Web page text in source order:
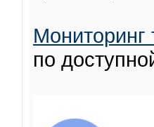
Мониторинг
по